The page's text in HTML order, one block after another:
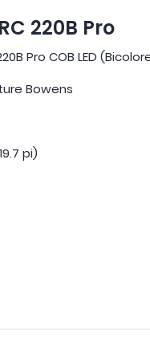
220B Pro
Pro COB LED
Bowens
pi)